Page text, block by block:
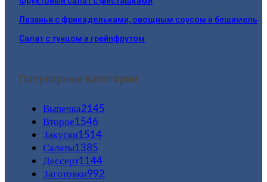
Лазанья с фрикадельками, овощным соусом и бешамель
Салат с тунцом и грейпфрутом
Популярные категории
Выпечка2145
Второе1546
Закуски1514
Салаты1385
Дессерт1144
Заготовки992